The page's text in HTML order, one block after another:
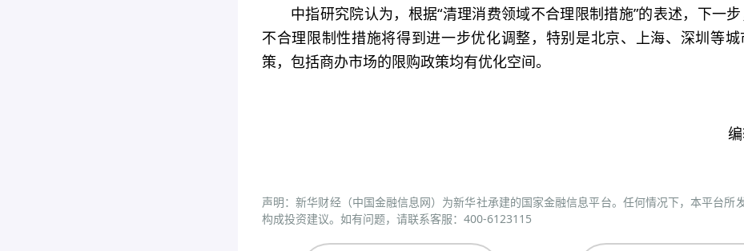
中指研究院认为，根据“清理消费领域不合理限制措施”的表述，下一
不合理限制性措施将得到进一步优化调整，特别是北京、上海、深圳等
策，包括商办市场的限购政策均有优化空间。
声明：新华财经（中国金融信息网）为新华社承建的国家金融信息平台。任何情况下，本平台所
构成投资建议。如有问题，请联系客服：400-6123115